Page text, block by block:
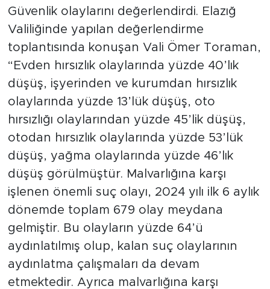
Güvenlik olaylarını değerlendirdi. Elazığ
Valiliğinde yapılan değerlendirme
toplantısında konuşan Vali Ömer Toraman,
“Evden hırsızlık olaylarında yüzde 40’lık
düşüş, işyerinden ve kurumdan hırsızlık
olaylarında yüzde 13’lük düşüş, oto
hırsızlığı olaylarından yüzde 45’lik düşüş,
otodan hırsızlık olaylarında yüzde 53’lük
düşüş, yağma olaylarında yüzde 46’lık
düşüş görülmüştür. Malvarlığına karşı
işlenen önemli suç olayı, 2024 yılı ilk 6 aylık
dönemde toplam 679 olay meydana
gelmiştir. Bu olayların yüzde 64’ü
aydınlatılmış olup, kalan suç olaylarının
aydınlatma çalışmaları da devam
etmektedir. Ayrıca malvarlığına karşı